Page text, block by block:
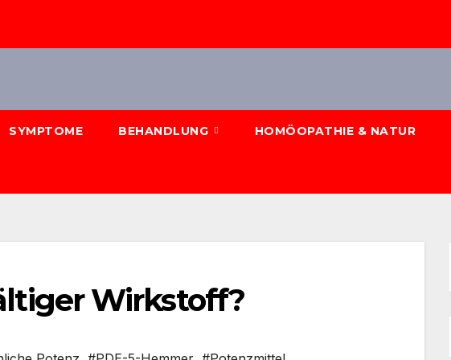
SYMPTOME BEHANDLUNG HOMÖOPATHIE & NATUR
Wirkstoff?